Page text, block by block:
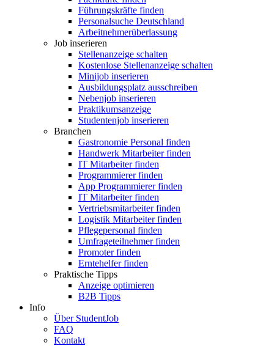
Führungskräfte finden
Personalsuche Deutschland
Arbeitnehmerüberlassung
Job inserieren
Stellenanzeige schalten
Kostenlose Stellenanzeige schalten
Minijob inserieren
Ausbildungsplatz ausschreiben
Nebenjob inserieren
Praktikumsanzeige
Studentenjob inserieren
Branchen
Gastronomie Personal finden
Handwerk Mitarbeiter finden
IT Mitarbeiter finden
Programmierer finden
App Programmierer finden
IT Mitarbeiter finden
Vertriebsmitarbeiter finden
Logistik Mitarbeiter finden
Pflegepersonal finden
Umfrageteilnehmer finden
Promoter finden
Erntehelfer finden
Praktische Tipps
Anzeige optimieren
B2B Tipps
Info
Über StudentJob
FAQ
Kontakt